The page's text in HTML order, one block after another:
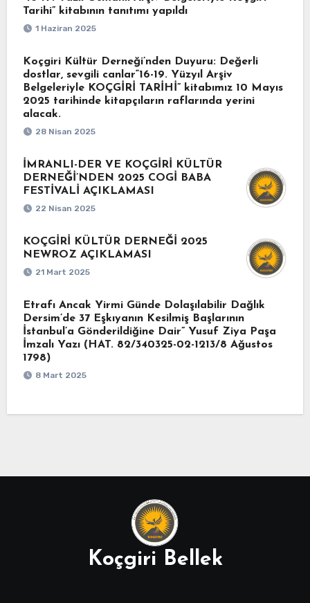
Tarihi” kitabının tanıtımı yapıldı
1 Haziran 2025
Koçgiri Kültür Derneği’nden Duyuru: Değerli
dostlar, sevgili canlar“16-19. Yüzyıl Arşiv
Belgeleriyle KOÇGİRİ TARİHİ” kitabımız 10 Mayıs
2025 tarihinde kitapçıların raflarında yerini
alacak.
28 Nisan 2025
İMRANLI-DER VE KOÇGİRİ KÜLTÜR
DERNEĞİ’NDEN 2025 COGİ BABA
FESTİVALİ AÇIKLAMASI
22 Nisan 2025
KOÇGİRİ KÜLTÜR DERNEĞİ 2025
NEWROZ AÇIKLAMASI
21 Mart 2025
Etrafı Ancak Yirmi Günde Dolaşılabilir Dağlık
Dersim’de 37 Eşkıyanın Kesilmiş Başlarının
İstanbul’a Gönderildiğine Dair” Yusuf Ziya Paşa
İmzalı Yazı (HAT. 82/340325-02-1213/8 Ağustos
1798)
8 Mart 2025
Koçgiri Bellek